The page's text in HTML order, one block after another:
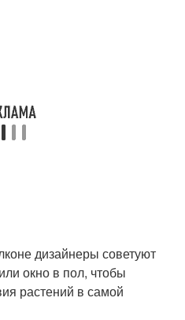
дизайнеры советуют
окно в пол, чтобы
растений в самой